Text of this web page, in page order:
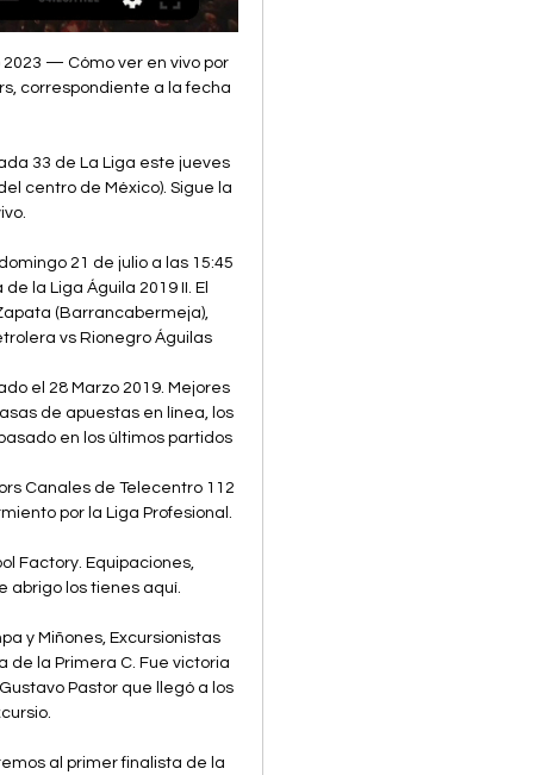
hace 16 horas — Boca vs. Sarmiento, por TNT Sports EN VIVO: cómo verlo en TV y en qué canales. El partido entre Boca y Sarmiento se podrá ver por televisión a ...

En vivo Atlético Nacional vs Estudiantes por la Copa Libertadores 2017 en directo, on line. Estudiantes de La Plata buscará la victoria en Medellín para mantener sus chances de seguir en carrera en la Copa Libertadores ante Atlético Nacional , el campeón defensor que tras la primera ronda

Además, está el aliciente de, si Santiago Wanderers vence a Rangers, podría asegurar el ascenso directo sin pensar en lo que haga Deportes La Serena o Cobreloa en las próximas fechas. Hora y dónde ver Unión La Calera vs Universidad Católica: Día: Sábado 19 de octubre. Hora: 16:00 hrs.

BOCA JUNIORS - SARMIENTO DE JUNIN EN VIVO - YouTube hace 16 horas — Boca Juniors vs. Sarmiento en vivo online: a qué hora juegan y en qué canal ver por Copa de la Liga. Sigue la transmisión del partido de Boca ...

Calendario de Serbia sub 20. No hay calendario disponible. Noticias - Mundial Sub 20. Ascacibar marcó un gol en la victoria del Stuttgart ante Dynamo Dresden. El conjunto del argentino ganó por 3-1 con goles de Hamalainen (en contra), el "Ruso" y Wamangituka. ¡Gritalo, Ruso! Ascacibar marcó.

Agosto del 25 al 1 septiembre (8 días / 7 noches) 470€. También se alquila por quincenas, o mes completo, preguntar disponibilidad y precio. Lugar ideal para descansar, a un kilometro del centro de Peñíscola, calas naturales a 200 metros de la urbanización con buen acceso.

El Atlético San Luis buscará sumar de tres en la Liga MX, ante uno de los líderes del fútbol mexicano. El equipo de Gustavo Matosas buscará acercarse a la punta del liderato, mientras Santos tratará de abrir una leve ventaja con sus perseguidores.

Ver EN VIVO ONLINE Boca vs Sarmiento, Copa de la Liga hace 18 horas — Boca: dónde y cómo ver EN VIVO 1 febrero 2024 Partido. 10:50Boca Juniors vs Sarmiento en vivo. TAGS. Liga Profesional Argentina · Liga argentina · Boca vs ...

Melgar, pese a tener dos goles de ventaja, se dejaron remontar el marcador ante Alianza Lima. Los ‘íntimos’ vencieron por 3-2 gracias a los goles de Federico Rodríguez, Quevedo y Joa Arroé. Alianza es líder del Torneo Clausura con 27 unidades, con un punto de ventaja sobre Universitario a falta de cuatro fechas para el final.

Llega la segunda jornada de la Liga Asobal, y el primer desplazamiento para el Club Balonmano Benidorm, destino Pamplona frente al Helvetia Anaitasuna. Segundo partido de la temporada contra otro rival contra el que nos tocará luchar en nuestra batalla particular por estar lo más arriba en la tabla clasificatoria. El equipo pamplonés.

presidente: francisco fernÁndez entrenador: anacleto josé maría peÑa salegui plantilla: abeijÓn, beganzones, bilbao, bustos, doro, estanis, fernÁndez, gÁrate.

CONFORT. Sea solo o acompañado, el asiento del nuevo Miler 125 cuenta con un diseño plano que permite una gran movilidad ante las continuas paradas entre semáforos en ciudad.

Por la sexta fecha de la Superliga, Boca Juniors recibirá a Estudiantes de La Plata, desde las 20.00, con el objetivo mantener la supremacía de local que tiene ante el Pincha para quedarse con la punta del torneo. El duelos e desarrollará en La Bombonera con arbitraje de Facundo Tello y la transmisión de TNT Sports.

Colombia vs